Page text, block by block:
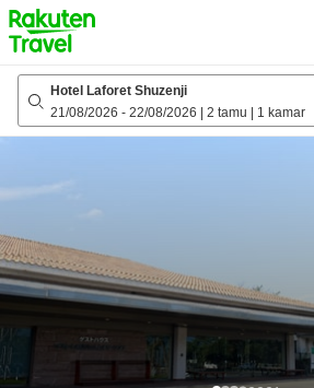
to
top
page
Hotel Laforet Shuzenji
21/08/2026 - 22/08/2026 2 tamu 1 kamar